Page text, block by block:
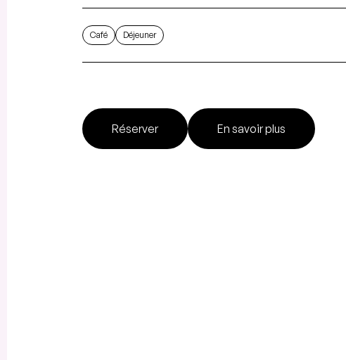
Café Déjeuner
Réserver En savoir plus